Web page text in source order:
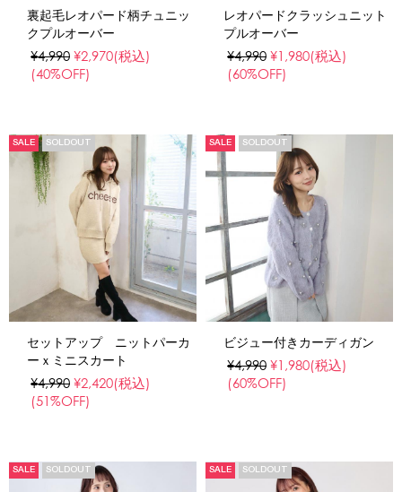
裏起毛レオパード柄チュニッ
クプルオーバー
¥4,990 ¥2,970(税込)
(40%OFF)
レオパードクラッシュニット
プルオーバー
¥4,990 ¥1,980(税込)
(60%OFF)
SALE SOLDOUT
セットアップ ニットパーカ
ーｘミニスカート
¥4,990 ¥2,420(税込)
(51%OFF)
SALE SOLDOUT
ビジュー付きカーディガン
¥4,990 ¥1,980(税込)
(60%OFF)
SALE SOLDOUT SALE SOLDOUT